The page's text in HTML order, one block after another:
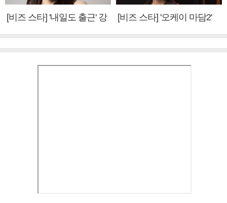
[비즈 스타] '내일도 출근' 강
[비즈 스타] '오케이 마담2'